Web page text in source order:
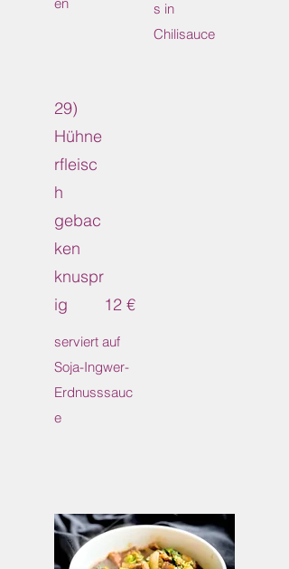
s in
Chilisauce
29)
Hühne
rfleisc
h
gebac
ken
knuspr
ig
serviert auf
Soja-Ingwer-
Erdnusssauc
e
12 €